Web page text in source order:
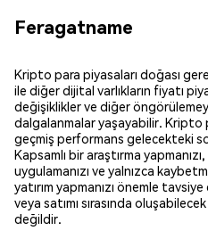
Feragatname
Kripto para piyasaları doğası
ile diğer dijital varlıkların fiyatı
değişiklikler ve diğer
dalgalanmalar yaşayabilir. Kripto
geçmiş performans gelecekteki
Kapsamlı bir araştırma
uygulamanızı ve yalnızca
yatırım yapmanızı önemle
veya satımı sırasında
değildir.